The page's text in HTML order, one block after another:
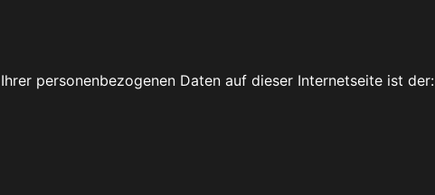
personenbezogenen Daten auf dieser Internetseite ist der: